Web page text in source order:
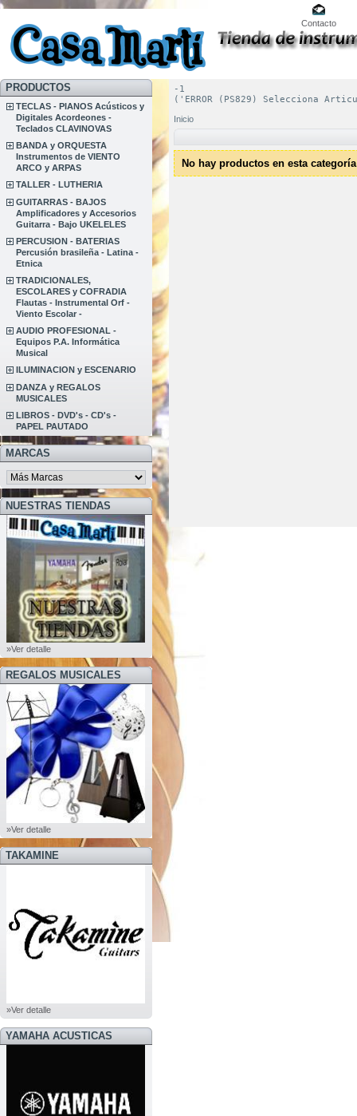
Contacto
PRODUCTOS
TECLAS - PIANOS Acústicos y
Digitales Acordeones -
Teclados CLAVINOVAS
BANDA y ORQUESTA
Instrumentos de VIENTO
ARCO y ARPAS
TALLER - LUTHERIA
GUITARRAS - BAJOS
Amplificadores y Accesorios
Guitarra - Bajo UKELELES
PERCUSION - BATERIAS
Percusión brasileña - Latina -
Etnica
TRADICIONALES,
ESCOLARES y COFRADIA
Flautas - Instrumental Orf -
Viento Escolar -
AUDIO PROFESIONAL -
Equipos P.A. Informática
Musical
ILUMINACION y ESCENARIO
DANZA y REGALOS
MUSICALES
LIBROS - DVD's - CD's -
PAPEL PAUTADO
MARCAS
NUESTRAS TIENDAS
»Ver detalle
REGALOS MUSICALES
»Ver detalle
TAKAMINE
»Ver detalle
YAMAHA ACUSTICAS
-1
('ERROR (PS829) Selecciona
Inicio
No hay productos en esta categoría